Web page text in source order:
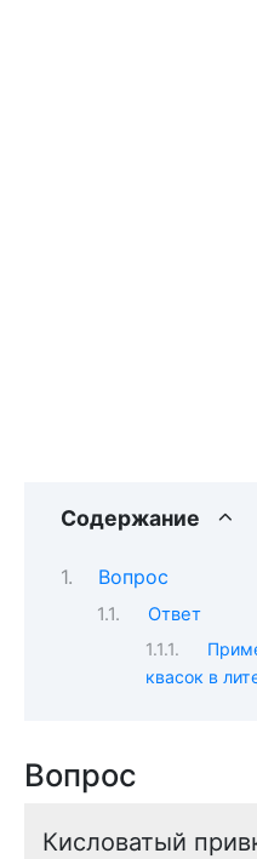
Содержание
Вопрос
Ответ
квасок в
Вопрос
Кисловатый